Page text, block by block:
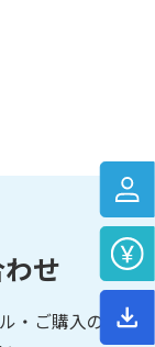
せ
・ご購入の
ご